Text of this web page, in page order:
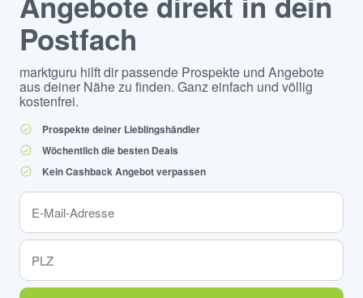
Postfach
marktguru hilft dir passende Prospekte und Angebote
aus deiner Nähe zu finden. Ganz einfach und völlig
kostenfrei.
Prospekte deiner Lieblingshändler
Wöchentlich die besten Deals
Kein Cashback Angebot verpassen